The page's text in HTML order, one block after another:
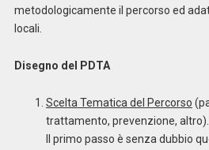
metodologicamente il percorso ed
locali.
Disegno del PDTA
Scelta Tematica del Percorso
trattamento, prevenzione, altro).
Il primo passo è senza dubbio